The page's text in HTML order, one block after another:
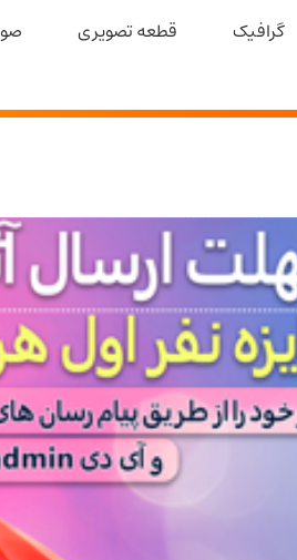
گرافیک قطعه تصویری